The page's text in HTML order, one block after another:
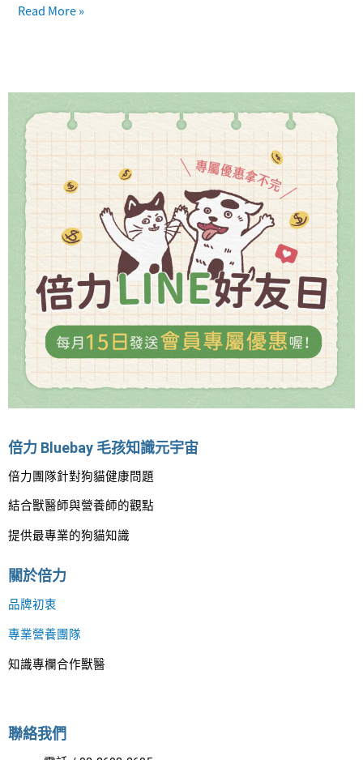
肉，
孩
每
天
運
動
多
久
才
夠？
Read More »
倍力 Bluebay 毛孩知識元宇宙
倍力團隊針對狗貓健康問題
結合獸醫師與營養師的觀點
提供最專業的狗貓知識
關於倍力
品牌初衷
專業營養團隊
知識專欄合作獸醫
聯絡我們